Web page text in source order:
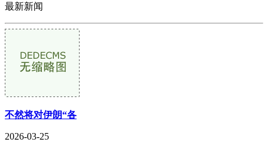
最新新闻
不然将对伊朗“各
2026-03-25